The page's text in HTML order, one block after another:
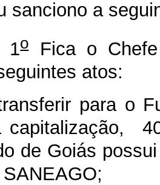
sanciono a
1oFica o Chefe
atos:
para o
capitalização,
de Goiás